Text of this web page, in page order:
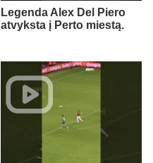
Legenda Alex Del Piero
atvyksta į Perto miestą.